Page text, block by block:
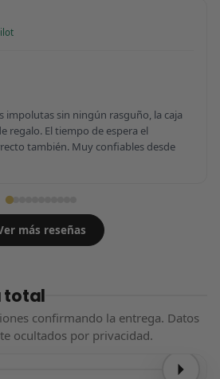
impolutas sin ningún rasguño, la caja
regalo. El tiempo de espera el
también. Muy confiables desde
más reseñas
total
confirmando la entrega. Datos
ocultados por privacidad.